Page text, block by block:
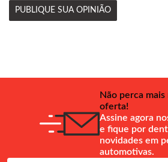
PUBLIQUE SUA OPINIÃO
Não perca mais
oferta!
Assine agora
e fique por
novidades em
automotivas.